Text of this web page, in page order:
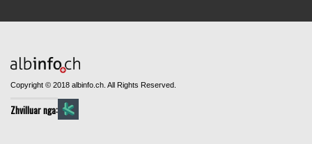
Copyright © 2018 albinfo.ch. All Rights Reserved.
Zhvilluar nga: